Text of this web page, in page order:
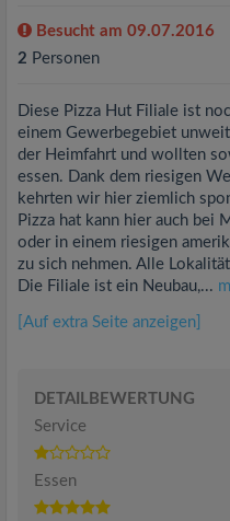
Besucht am 09.07.2016
2 Personen
Diese Pizza Hut Filiale ist
einem Gewerbegebiet
der Heimfahrt und wollten
essen. Dank dem riesigen
kehrten wir hier ziemlich
Pizza hat kann hier auch bei
oder in einem riesigen
zu sich nehmen. Alle
Die Filiale ist ein Neubau,...
[Auf extra Seite anzeigen]
DETAILBEWERTUNG
Service
Essen